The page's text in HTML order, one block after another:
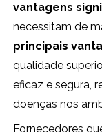
vantagens
necessitam de
principais
qualidade
eficaz e segura,
doenças nos
Fornecedores